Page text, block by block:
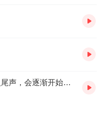
1224 怪物世界·什么报应【进入尾声，会逐渐开始加更哦~】